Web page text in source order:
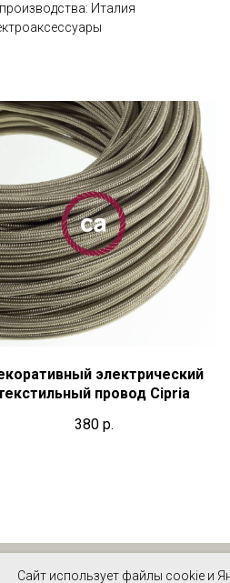
Италия
электрический
провод Cipria
380 р.
Сайт использует файлы cookie и